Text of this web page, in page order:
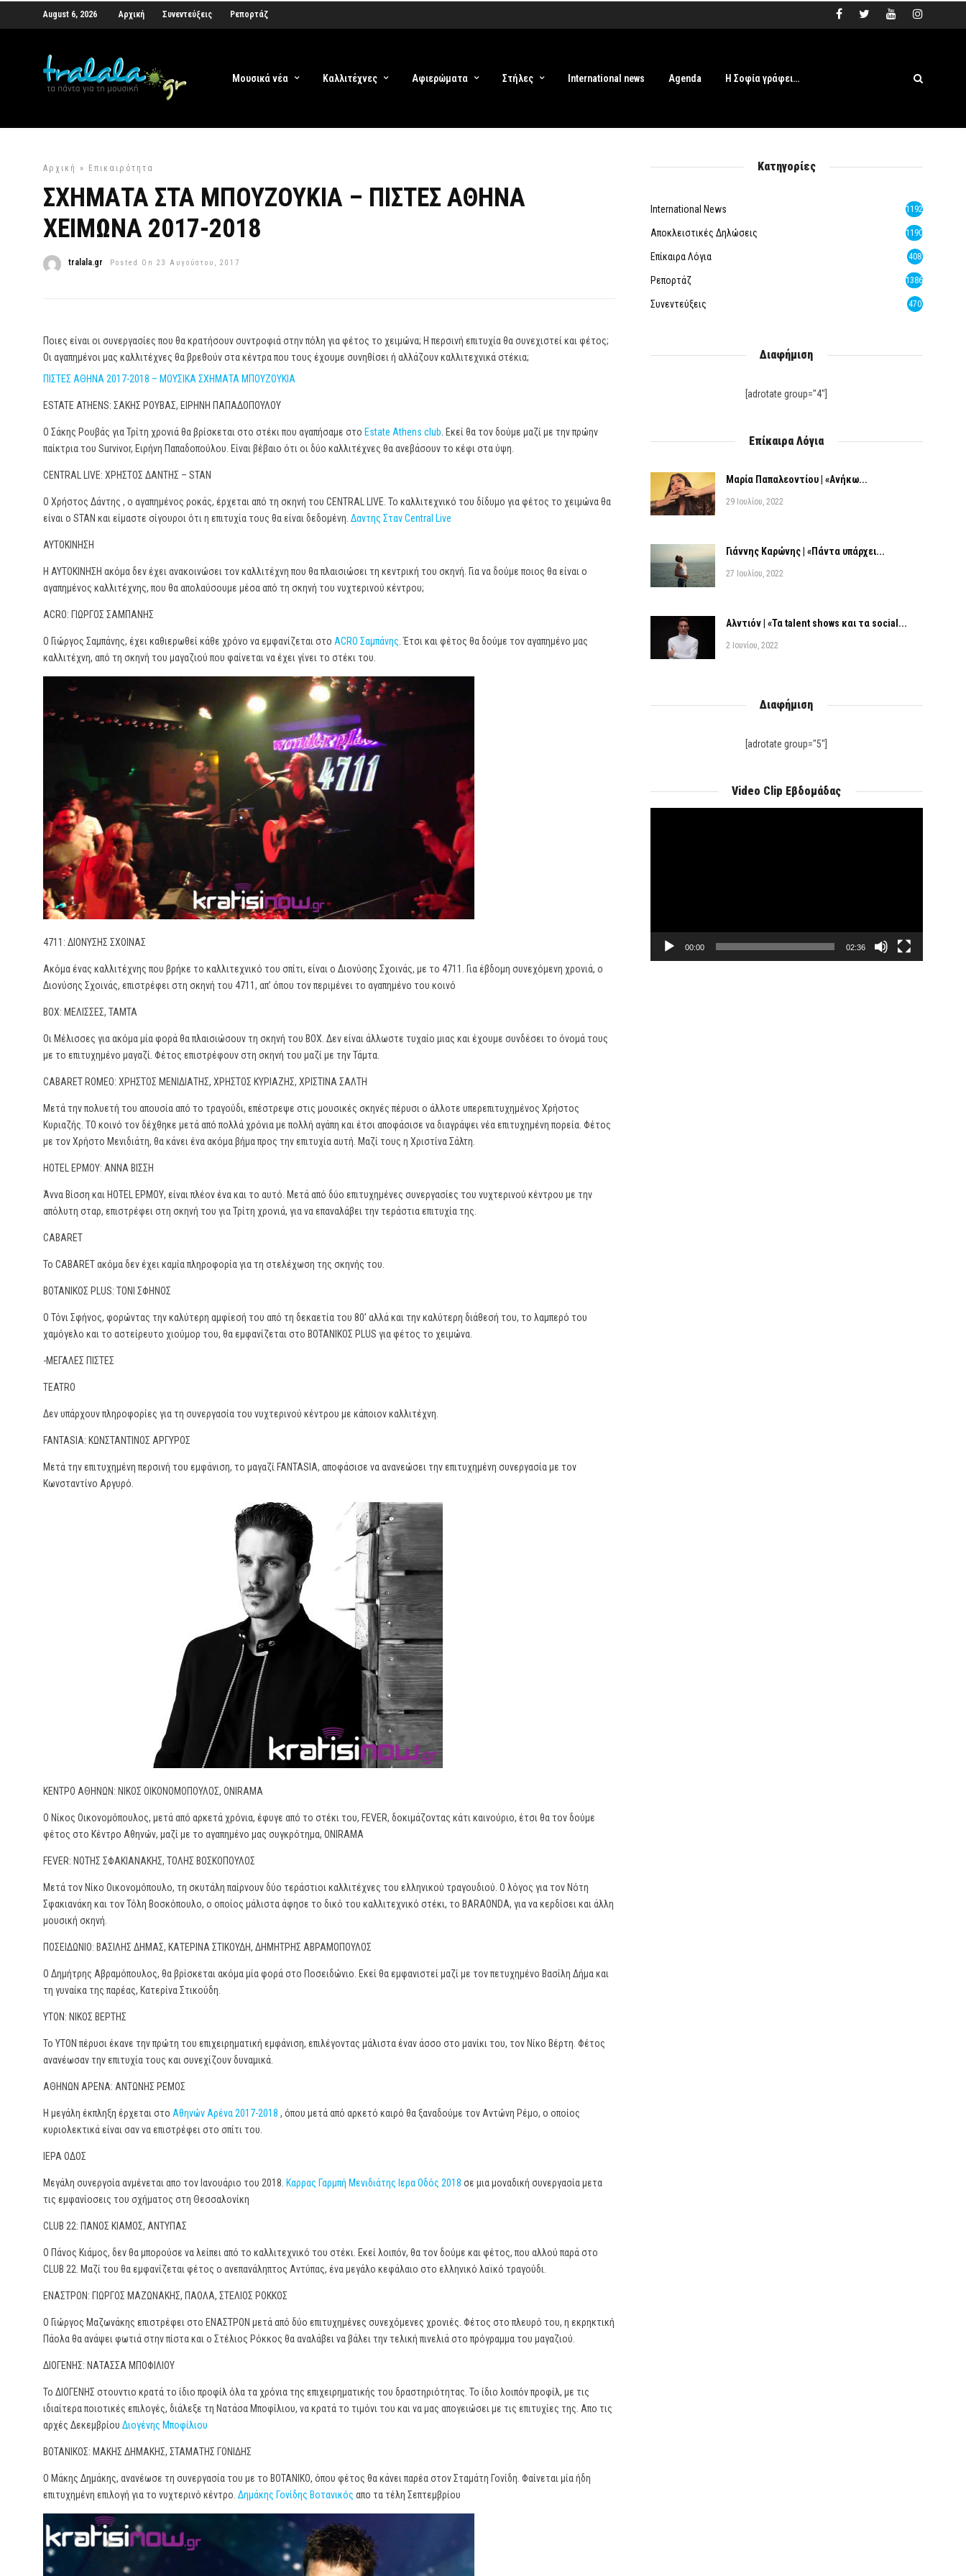
August 6, 2026 Αρχική Συνεντεύξεις Ρεπορτάζ
Μουσικά νέα Καλλιτέχνες Αφιερώματα Στήλες International news Agenda Η Σοφία γράφει…
Αρχική » Επικαιρότητα
ΣΧΗΜΑΤΑ ΣΤΑ ΜΠΟΥΖΟΥΚΙΑ – ΠΙΣΤΕΣ ΑΘΗΝΑ
ΧΕΙΜΩΝΑ 2017-2018
tralala.gr Posted On 23 Αυγούστου, 2017
Ποιες είναι οι συνεργασίες που θα κρατήσουν συντροφιά στην πόλη για φέτος το χειμώνα; Η περσινή επιτυχία θα συνεχιστεί και φέτος;
Οι αγαπημένοι μας καλλιτέχνες θα βρεθούν στα κέντρα που τους έχουμε συνηθίσει ή αλλάζουν καλλιτεχνικά στέκια;
ΠΙΣΤΕΣ ΑΘΗΝΑ 2017-2018 – ΜΟΥΣΙΚΑ ΣΧΗΜΑΤΑ ΜΠΟΥΖΟΥΚΙΑ
ESTATE ATHENS: ΣΑΚΗΣ ΡΟΥΒΑΣ, ΕΙΡΗΝΗ ΠΑΠΑΔΟΠΟΥΛΟΥ
Ο Σάκης Ρουβάς για Τρίτη χρονιά θα βρίσκεται στο στέκι που αγαπήσαμε στο Estate Athens club . Εκεί θα τον δούμε μαζί με την πρώην
παίκτρια του Survivor, Ειρήνη Παπαδοπούλου. Είναι βέβαιο ότι οι δύο καλλιτέχνες θα ανεβάσουν το κέφι στα ύψη.
CENTRAL LIVE: ΧΡΗΣΤΟΣ ΔΑΝΤΗΣ – STAN
Ο Χρήστος Δάντης , ο αγαπημένος ροκάς, έρχεται από τη σκηνή του CENTRAL LIVE. Το καλλιτεχνικό του δίδυμο για φέτος το χειμώνα θα
είναι ο STAN και είμαστε σίγουροι ότι η επιτυχία τους θα είναι δεδομένη. Δαντης Σταν Central Live
ΑΥΤΟΚΙΝΗΣΗ
Η ΑΥΤΟΚΙΝΗΣΗ ακόμα δεν έχει ανακοινώσει τον καλλιτέχνη που θα πλαισιώσει τη κεντρική του σκηνή. Για να δούμε ποιος θα είναι ο
αγαπημένος καλλιτέχνης, που θα απολαύσουμε μέσα από τη σκηνή του νυχτερινού κέντρου;
ACRO: ΓΙΩΡΓΟΣ ΣΑΜΠΑΝΗΣ
Ο Γιώργος Σαμπάνης, έχει καθιερωθεί κάθε χρόνο να εμφανίζεται στο ACRO Σαμπάνης . Έτσι και φέτος θα δούμε τον αγαπημένο μας
καλλιτέχνη, από τη σκηνή του μαγαζιού που φαίνεται να έχει γίνει το στέκι του.
4711: ΔΙΟΝΥΣΗΣ ΣΧΟΙΝΑΣ
Ακόμα ένας καλλιτέχνης που βρήκε το καλλιτεχνικό του σπίτι, είναι ο Διονύσης Σχοινάς, με το 4711. Για έβδομη συνεχόμενη χρονιά, ο
Διονύσης Σχοινάς, επιστρέφει στη σκηνή του 4711, απ’ όπου τον περιμένει το αγαπημένο του κοινό
BOX: ΜΕΛΙΣΣΕΣ, ΤΑΜΤΑ
Οι Μέλισσες για ακόμα μία φορά θα πλαισιώσουν τη σκηνή του ΒΟΧ. Δεν είναι άλλωστε τυχαίο μιας και έχουμε συνδέσει το όνομά τους
με το επιτυχημένο μαγαζί. Φέτος επιστρέφουν στη σκηνή του μαζί με την Τάμτα.
CABARET ROMEO: ΧΡΗΣΤΟΣ ΜΕΝΙΔΙΑΤΗΣ, ΧΡΗΣΤΟΣ ΚΥΡΙΑΖΗΣ, ΧΡΙΣΤΙΝΑ ΣΑΛΤΗ
Μετά την πολυετή του απουσία από το τραγούδι, επέστρεψε στις μουσικές σκηνές πέρυσι ο άλλοτε υπερεπιτυχημένος Χρήστος
Κυριαζής. ΤΟ κοινό τον δέχθηκε μετά από πολλά χρόνια με πολλή αγάπη και έτσι αποφάσισε να διαγράψει νέα επιτυχημένη πορεία. Φέτος
με τον Χρήστο Μενιδιάτη, θα κάνει ένα ακόμα βήμα προς την επιτυχία αυτή. Μαζί τους η Χριστίνα Σάλτη.
HOTEL ΕΡΜΟΥ: ΑΝΝΑ ΒΙΣΣΗ
Άννα Βίσση και HOTEL ΕΡΜΟΥ, είναι πλέον ένα και το αυτό. Μετά από δύο επιτυχημένες συνεργασίες του νυχτερινού κέντρου με την
απόλυτη σταρ, επιστρέφει στη σκηνή του για Τρίτη χρονιά, για να επαναλάβει την τεράστια επιτυχία της.
CABARET
Το CABARET ακόμα δεν έχει καμία πληροφορία για τη στελέχωση της σκηνής του.
ΒΟΤΑΝΙΚΟΣ PLUS: ΤΟΝΙ ΣΦΗΝΟΣ
Ο Τόνι Σφήνος, φορώντας την καλύτερη αμφίεσή του από τη δεκαετία του 80’ αλλά και την καλύτερη διάθεσή του, το λαμπερό του
χαμόγελο και το αστείρευτο χιούμορ του, θα εμφανίζεται στο ΒΟΤΑΝΙΚΟΣ PLUS για φέτος το χειμώνα.
-ΜΕΓΑΛΕΣ ΠΙΣΤΕΣ
TEATRO
Δεν υπάρχουν πληροφορίες για τη συνεργασία του νυχτερινού κέντρου με κάποιον καλλιτέχνη.
FANTASIA: ΚΩΝΣΤΑΝΤΙΝΟΣ ΑΡΓΥΡΟΣ
Μετά την επιτυχημένη περσινή του εμφάνιση, το μαγαζί FANTASIΑ, αποφάσισε να ανανεώσει την επιτυχημένη συνεργασία με τον
Κωνσταντίνο Αργυρό.
ΚΕΝΤΡΟ ΑΘΗΝΩΝ: ΝΙΚΟΣ ΟΙΚΟΝΟΜΟΠΟΥΛΟΣ, ONIRAMA
Ο Νίκος Οικονομόπουλος, μετά από αρκετά χρόνια, έφυγε από το στέκι του, FEVER, δοκιμάζοντας κάτι καινούριο, έτσι θα τον δούμε
φέτος στο Κέντρο Αθηνών, μαζί με το αγαπημένο μας συγκρότημα, ONIRAMA
FEVER: ΝΟΤΗΣ ΣΦΑΚΙΑΝΑΚΗΣ, ΤΟΛΗΣ ΒΟΣΚΟΠΟΥΛΟΣ
Μετά τον Νίκο Οικονομόπουλο, τη σκυτάλη παίρνουν δύο τεράστιοι καλλιτέχνες του ελληνικού τραγουδιού. Ο λόγος για τον Νότη
Σφακιανάκη και τον Τόλη Βοσκόπουλο, ο οποίος μάλιστα άφησε το δικό του καλλιτεχνικό στέκι, το BARAONDA, για να κερδίσει και άλλη
μουσική σκηνή.
ΠΟΣΕΙΔΩΝΙΟ: ΒΑΣΙΛΗΣ ΔΗΜΑΣ, ΚΑΤΕΡΙΝΑ ΣΤΙΚΟΥΔΗ, ΔΗΜΗΤΡΗΣ ΑΒΡΑΜΟΠΟΥΛΟΣ
Ο Δημήτρης Αβραμόπουλος, θα βρίσκεται ακόμα μία φορά στο Ποσειδώνιο. Εκεί θα εμφανιστεί μαζί με τον πετυχημένο Βασίλη Δήμα και
τη γυναίκα της παρέας, Κατερίνα Στικούδη.
ΥΤΟΝ: ΝΙΚΟΣ ΒΕΡΤΗΣ
Το ΥΤΟΝ πέρυσι έκανε την πρώτη του επιχειρηματική εμφάνιση, επιλέγοντας μάλιστα έναν άσσο στο μανίκι του, τον Νίκο Βέρτη. Φέτος
ανανέωσαν την επιτυχία τους και συνεχίζουν δυναμικά.
ΑΘΗΝΩΝ ΑΡΕΝΑ: ΑΝΤΩΝΗΣ ΡΕΜΟΣ
Η μεγάλη έκπληξη έρχεται στο Αθηνών Αρένα 2017-2018 , όπου μετά από αρκετό καιρό θα ξαναδούμε τον Αντώνη Ρέμο, ο οποίος
κυριολεκτικά είναι σαν να επιστρέφει στο σπίτι του.
ΙΕΡΑ ΟΔΟΣ
Μεγάλη συνεργσία ανμένεται απο τον Ιανουάριο του 2018. Καρρας Γαρμπή Μενιδιάτης Ιερα Οδός 2018 σε μια μοναδική συνεργασία μετα
τις εμφανίοσεις του σχήματος στη Θεσσαλονίκη
CLUB 22: ΠΑΝΟΣ ΚΙΑΜΟΣ, ΑΝΤΥΠΑΣ
Ο Πάνος Κιάμος, δεν θα μπορούσε να λείπει από το καλλιτεχνικό του στέκι. Εκεί λοιπόν, θα τον δούμε και φέτος, που αλλού παρά στο
CLUB 22. Μαζί του θα εμφανίζεται φέτος ο ανεπανάληπτος Αντύπας, ένα μεγάλο κεφάλαιο στο ελληνικό λαϊκό τραγούδι.
ΕΝΑΣΤΡΟΝ: ΓΙΩΡΓΟΣ ΜΑΖΩΝΑΚΗΣ, ΠΑΟΛΑ, ΣΤΕΛΙΟΣ ΡΟΚΚΟΣ
Ο Γιώργος Μαζωνάκης επιστρέφει στο ΕΝΑΣΤΡΟΝ μετά από δύο επιτυχημένες συνεχόμενες χρονιές. Φέτος στο πλευρό του, η εκρηκτική
Πάολα θα ανάψει φωτιά στην πίστα και ο Στέλιος Ρόκκος θα αναλάβει να βάλει την τελική πινελιά στο πρόγραμμα του μαγαζιού.
ΔΙΟΓΕΝΗΣ: ΝΑΤΑΣΣΑ ΜΠΟΦΙΛΙΟΥ
Το ΔΙΟΓΕΝΗΣ στουντιο κρατά το ίδιο προφίλ όλα τα χρόνια της επιχειρηματικής του δραστηριότητας. Το ίδιο λοιπόν προφίλ, με τις
ιδιαίτερα ποιοτικές επιλογές, διάλεξε τη Νατάσα Μποφίλιου, να κρατά το τιμόνι του και να μας απογειώσει με τις επιτυχίες της. Απο τις
αρχές Δεκεμβρίου Διογένης Μποφίλιου
ΒΟΤΑΝΙΚΟΣ: ΜΑΚΗΣ ΔΗΜΑΚΗΣ, ΣΤΑΜΑΤΗΣ ΓΟΝΙΔΗΣ
Ο Μάκης Δημάκης, ανανέωσε τη συνεργασία του με το ΒΟΤΑΝΙΚΟ, όπου φέτος θα κάνει παρέα στον Σταμάτη Γονίδη. Φαίνεται μία ήδη
επιτυχημένη επιλογή για το νυχτερινό κέντρο. Δημάκης Γονίδης Βοτανικός απο τα τέλη Σεπτεμβρίου
Κατηγορίες
International News 1192
Αποκλειστικές Δηλώσεις 1190
Επίκαιρα Λόγια 408
Ρεπορτάζ 1386
Συνεντεύξεις 470
Διαφήμιση
[adrotate group="4"]
Επίκαιρα Λόγια
Μαρία Παπαλεοντίου | «Ανήκω...
29 Ιουλίου, 2022
Γιάννης Καρώνης | «Πάντα υπάρχει...
27 Ιουλίου, 2022
Αλντιόν | «Τα talent shows και τα social...
2 Ιουνίου, 2022
Διαφήμιση
[adrotate group="5"]
Video Clip Εβδομάδας
00:00 02:36